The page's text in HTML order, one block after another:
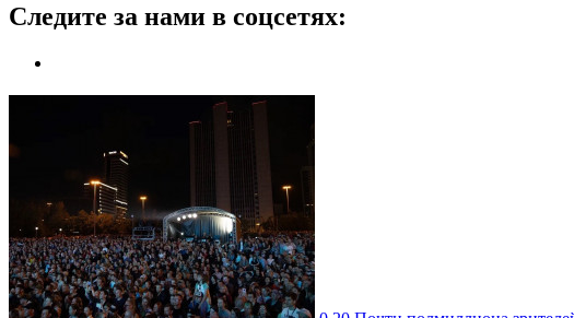
Следите за нами в соцсетях: